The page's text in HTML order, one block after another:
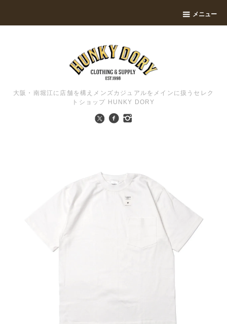
メニュー
大阪・南堀江に店舗を構えメンズカジュアルをメインに扱うセレク
トショップ HUNKY DORY